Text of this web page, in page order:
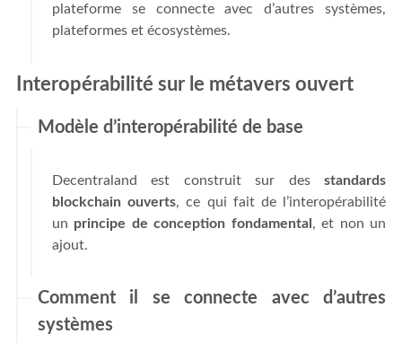
plateforme se connecte avec d’autres systèmes,
plateformes et écosystèmes.
Interopérabilité sur le métavers ouvert
Modèle d’interopérabilité de base
Decentraland est construit sur des standards
blockchain ouverts, ce qui fait de l’interopérabilité
un principe de conception fondamental , et non un
ajout.
Comment il se connecte avec d’autres
systèmes